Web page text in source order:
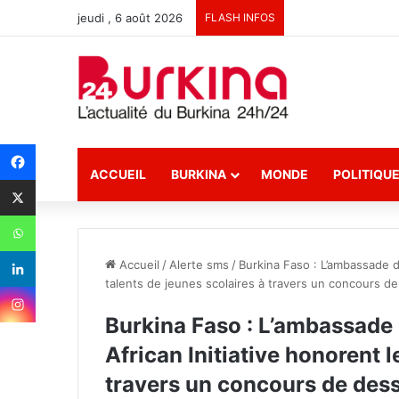
jeudi , 6 août 2026 FLASH INFOS
ACCUEIL BURKINA MONDE POLITIQUE
Accueil / Alerte sms / Burkina Faso :
talents de jeunes scolaires à travers un concours
Burkina Faso :
African Initiative honorent
travers un concours de